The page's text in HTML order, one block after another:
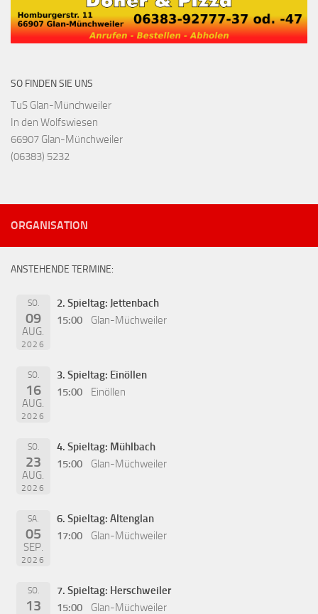
SO FINDEN SIE UNS
TuS Glan-Münchweiler
In den Wolfswiesen
66907 Glan-Münchweiler
(06383) 5232
ORGANISATION
ANSTEHENDE TERMINE:
SO.
09
AUG.
2026
2. Spieltag: Jettenbach
15:00
Glan-Müchweiler
SO.
16
AUG.
2026
3. Spieltag: Einöllen
15:00
Einöllen
SO.
23
AUG.
2026
4. Spieltag: Mühlbach
15:00
Glan-Müchweiler
SA.
05
SEP.
2026
6. Spieltag: Altenglan
17:00
Glan-Müchweiler
SO.
13
7. Spieltag: Herschweiler
15:00
Glan-Müchweiler